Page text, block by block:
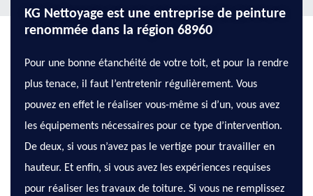
KG Nettoyage est une entreprise de peinture
renommée dans la région 68960
Pour une bonne étanchéité de votre toit, et pour la rendre
plus tenace, il faut l’entretenir régulièrement. Vous
pouvez en effet le réaliser vous-même si d’un, vous avez
les équipements nécessaires pour ce type d’intervention.
De deux, si vous n’avez pas le vertige pour travailler en
hauteur. Et enfin, si vous avez les expériences requises
pour réaliser les travaux de toiture. Si vous ne remplissez